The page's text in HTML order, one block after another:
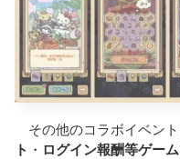
その他のコラボイベント
ト ・ ログイン報酬等ゲー